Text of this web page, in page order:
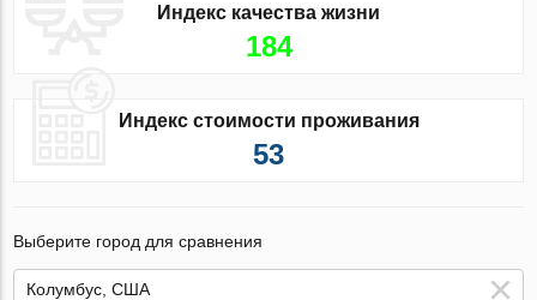
Индекс качества жизни
184
Индекс стоимости проживания
53
Выберите город для сравнения